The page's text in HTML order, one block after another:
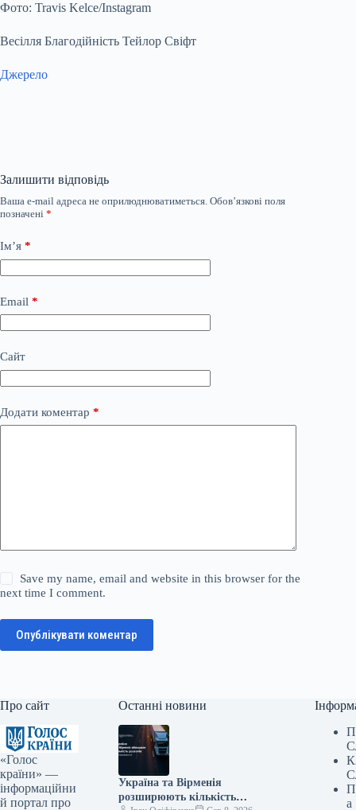
Фото: Travis Kelce/Instagram
Весілля Благодійність Тейлор Свіфт
Джерело
Залишити відповідь
Ваша e-mail адреса не оприлюднюватиметься. Обов’язкові поля
позначені *
Ім’я *
Email *
Сайт
Додати коментар *
Save my name, email and website in this browser for the
next time I comment.
Опублікувати коментар
Про сайт
«Голос
країни» —
інформаційни
й портал про
Останні новини
Україна та Вірменія
розширюють кількість
а